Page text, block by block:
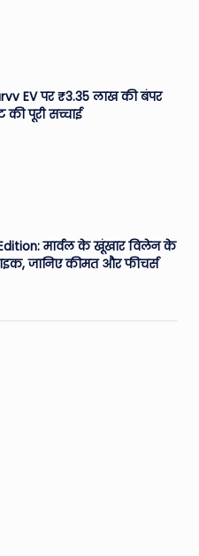
EV पर ₹3.35 लाख की बंपर
पूरी सच्चाई
मार्वल के खूंखार विलेन के
जानिए कीमत और फीचर्स